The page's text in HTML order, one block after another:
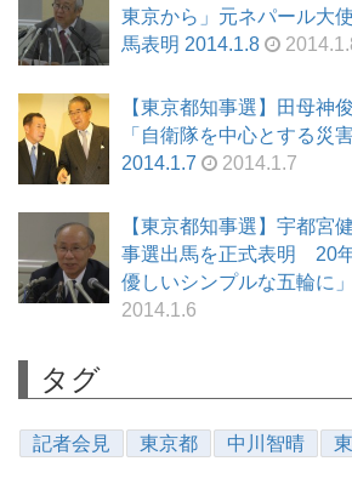
東京から」元ネパール大
馬表明 2014.1.8
【東京都知事選】田母神
「自衛隊を中心とする災
2014.1.7
2014.1.7
【東京都知事選】宇都宮
事選出馬を正式表明 20
優しいシンプルな五輪に
2014.1.6
タグ
記者会見 東京都 中川智晴